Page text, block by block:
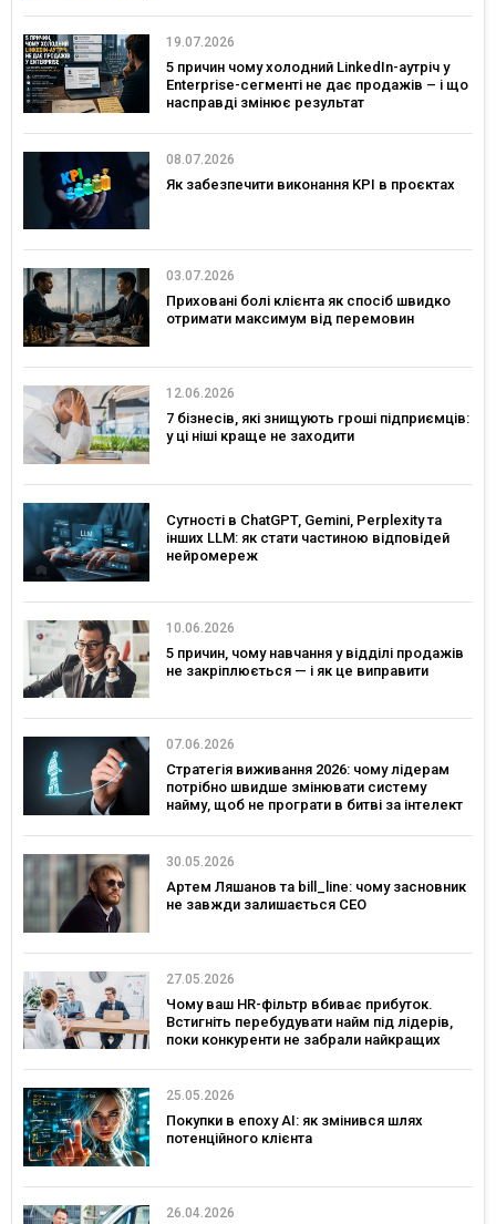
19.07.2026
5 причин чому холодний LinkedIn-аутріч у
Enterprise-сегменті не дає продажів – і що
насправді змінює результат
08.07.2026
Як забезпечити виконання KPI в проєктах
03.07.2026
Приховані болі клієнта як спосіб швидко
отримати максимум від перемовин
12.06.2026
7 бізнесів, які знищують гроші підприємців:
у ці ніші краще не заходити
Сутності в ChatGPT, Gemini, Perplexity та
інших LLM: як стати частиною відповідей
нейромереж
10.06.2026
5 причин, чому навчання у відділі продажів
не закріплюється — і як це виправити
07.06.2026
Стратегія виживання 2026: чому лідерам
потрібно швидше змінювати систему
найму, щоб не програти в битві за інтелект
30.05.2026
Артем Ляшанов та bill_line: чому засновник
не завжди залишається CEO
27.05.2026
Чому ваш HR-фільтр вбиває прибуток.
Встигніть перебудувати найм під лідерів,
поки конкуренти не забрали найкращих
25.05.2026
Покупки в епоху AI: як змінився шлях
потенційного клієнта
26.04.2026